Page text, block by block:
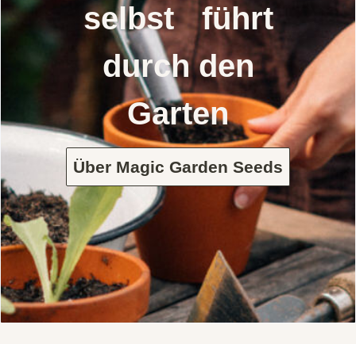
selbst führt
durch den
Garten
Über Magic Garden Seeds